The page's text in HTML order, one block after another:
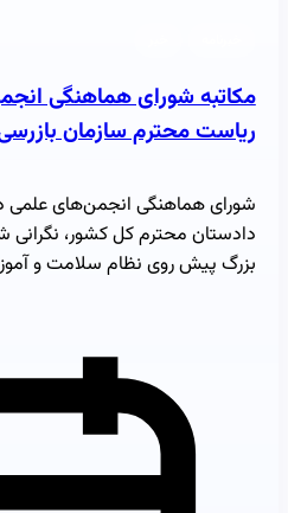
مکاتبه شورای هماهنگی
ریاست محترم سازمان
شورای هماهنگی انجمن‌های علمی
دادستان محترم کل کشور،
بزرگ پیش روی نظام سلامت و